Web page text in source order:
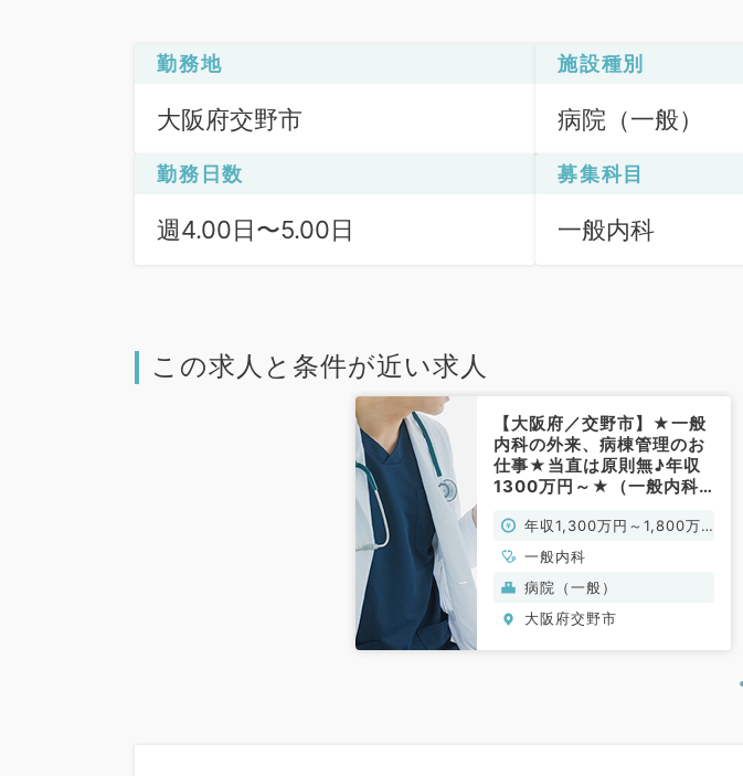
勤務地
大阪府交野市
施設種別
病院（一般）
勤務日数
週4.00日〜5.00日
募集科目
一般内科
この求人と条件が近い求人
【大阪府／交野市】★一般
内科の外来、病棟管理のお
仕事★当直は原則無♪年収
1300万円～★（一般内科
年収1,300万円～1,800万
一般内科
病院（一般）
大阪府交野市